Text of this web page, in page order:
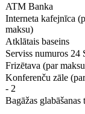
ATM Banka
Interneta kafejnīca
maksu)
Atklātais baseins
Serviss numuros 24
Frizētava (par
Konferenču zāle
- 2
Bagāžas glabāšanas